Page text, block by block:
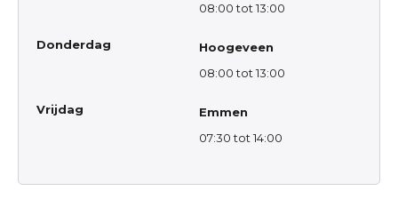
08:00 tot 13:00
Donderdag
Hoogeveen
08:00 tot 13:00
Vrijdag
Emmen
07:30 tot 14:00